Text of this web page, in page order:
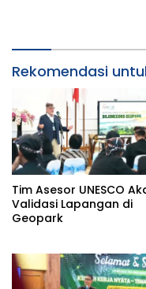
Rekomendasi
Tim Asesor UNESCO
Validasi Lapangan di
Geopark